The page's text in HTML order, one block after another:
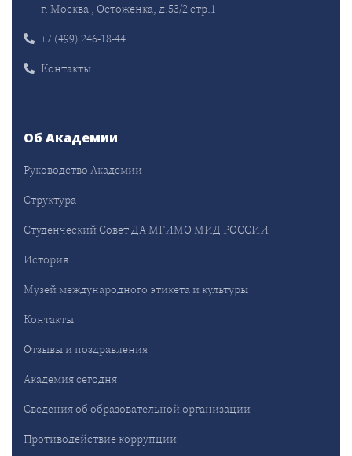
г. Москва , Остоженка, д.53/2 стр.1
+7 (499) 246-18-44
Контакты
Об Академии
Руководство Академии
Структура
Студенческий Совет ДА МГИМО МИД РОССИИ
История
Музей международного этикета и культуры
Контакты
Отзывы и поздравления
Академия сегодня
Сведения об образовательной организации
Противодействие коррупции